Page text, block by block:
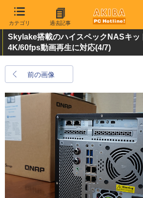
カテゴリ 過去記事
Skylake搭載のハイスペックNASキッ
4K/60fps動画再生に対応(4/7)
前の画像